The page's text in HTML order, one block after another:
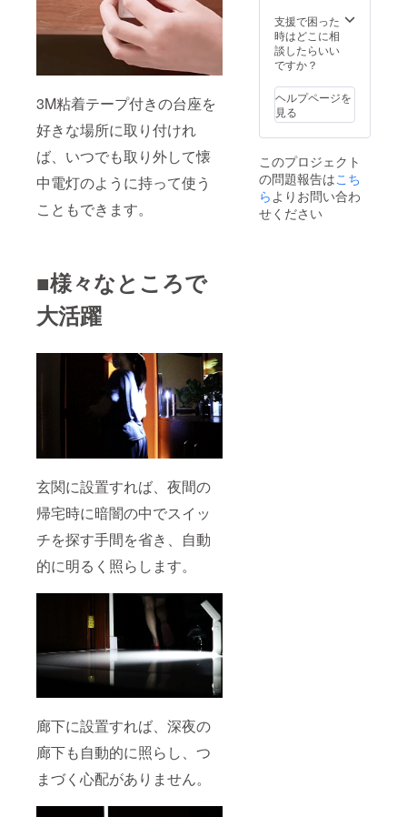
3M粘着テープ付きの台座を
好きな場所に取り付けれ
ば、いつでも取り外して懐
中電灯のように持って使う
こともできます。
■様々なところで
大活躍
玄関に設置すれば、夜間の
帰宅時に暗闇の中でスイッ
チを探す手間を省き、自動
的に明るく照らします。
廊下に設置すれば、深夜の
廊下も自動的に照らし、つ
まづく心配がありません。
す。 ※
製品保
証期間
は1年と
初期不
良の場
合、お
問い合
どでご
連絡く
ださ
い。
りま
す。 ※
配送は
海外発
り、1月
中旬ホ
ンコン
から国
便を利
用しま
す。通
常2週間
程度で
支援で困った
時はどこに相
談したらいい
ですか？
ヘルプページを
見る
このプロジェクト
の問題報告はこち
ら よりお問い合わ
せください